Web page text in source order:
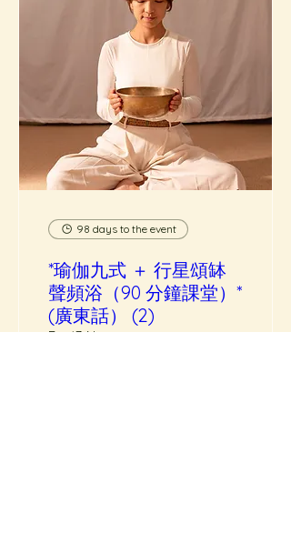
98 days to the event
*瑜伽九式 ＋ 行星頌缽
聲頻浴（90 分鐘課堂）*
(廣東話） (2)
Fri, 13 Nov